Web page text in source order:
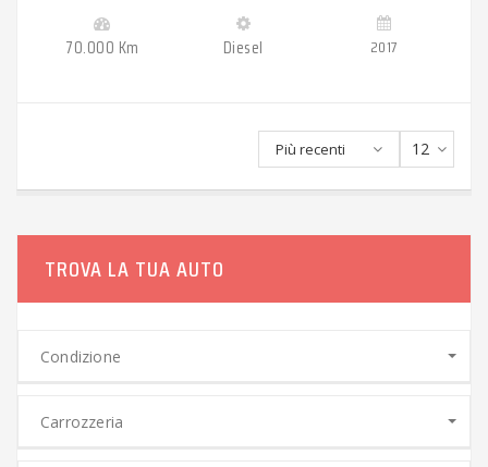
70.000 Km Diesel 2017
12
Più recenti
TROVA LA TUA AUTO
Condizione
Carrozzeria